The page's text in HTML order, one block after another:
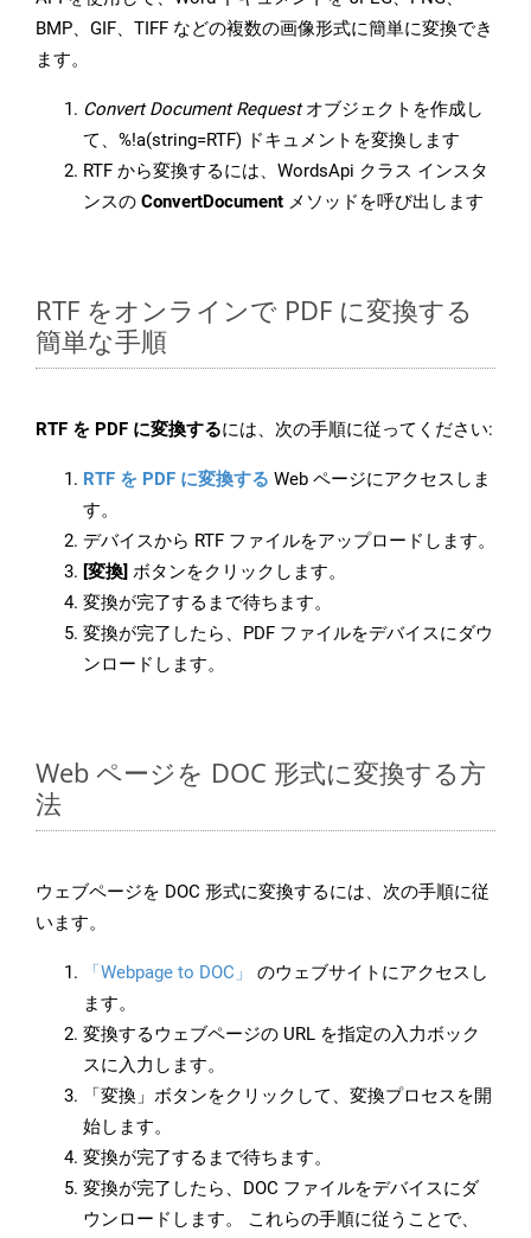
BMP、GIF、TIFF などの複数の画像形式に簡単に変換でき
ます。
Convert Document Requestオブジェクトを作成し
て、%!a(string=RTF) ドキュメントを変換します
RTF から変換するには、WordsApi クラス インスタ
ンスの ConvertDocument メソッドを呼び出します
RTF をオンラインで PDF に変換する
簡単な手順
RTF を PDF に変換するには、次の手順に従ってください:
RTF を PDF に変換する Web ページにアクセスしま
す。
デバイスから RTF ファイルをアップロードします。
[変換] ボタンをクリックします。
変換が完了するまで待ちます。
変換が完了したら、PDF ファイルをデバイスにダウ
ンロードします。
Web ページを DOC 形式に変換する方
法
ウェブページを DOC 形式に変換するには、次の手順に従
います。
「Webpage to DOC」
のウェブサイトにアクセスし
ます。
変換するウェブページの URL を指定の入力ボック
スに入力します。
「変換」ボタンをクリックして、変換プロセスを開
始します。
変換が完了するまで待ちます。
変換が完了したら、DOC ファイルをデバイスにダ
ウンロードします。 これらの手順に従うことで、